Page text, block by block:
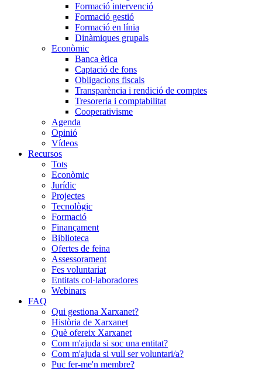
Formació intervenció
Formació gestió
Formació en línia
Dinàmiques grupals
Econòmic
Banca ètica
Captació de fons
Obligacions fiscals
Transparència i rendició de comptes
Tresoreria i comptabilitat
Cooperativisme
Agenda
Opinió
Vídeos
Recursos
Tots
Econòmic
Jurídic
Projectes
Tecnològic
Formació
Finançament
Biblioteca
Ofertes de feina
Assessorament
Fes voluntariat
Entitats col·laboradores
Webinars
FAQ
Qui gestiona Xarxanet?
Història de Xarxanet
Què ofereix Xarxanet
Com m'ajuda si soc una entitat?
Com m'ajuda si vull ser voluntari/a?
Puc fer-me'n membre?